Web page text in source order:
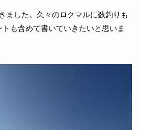
ました。久々のロクマルに数釣りも
も含めて書いていきたいと思いま